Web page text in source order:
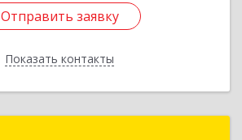
Отправить заявку
Показать контакты
Отправить заявку
Назад